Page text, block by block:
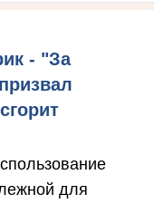
- "За
для